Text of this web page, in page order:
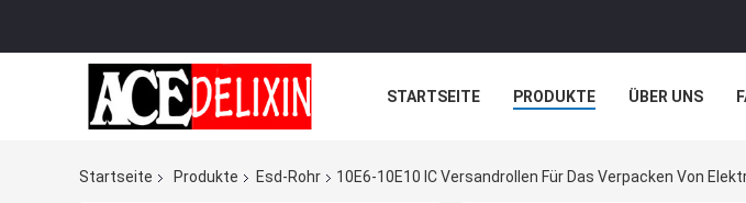
STARTSEITE PRODUKTE ÜBER UNS
Startseite Produkte Esd-Rohr 10E6-10E10 IC Versandrollen Für Das Verpacken Von